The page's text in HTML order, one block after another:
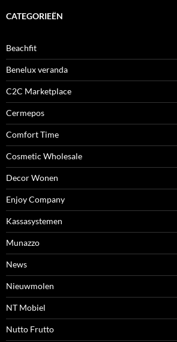
CATEGORIEËN
Beachfit
Benelux veranda
C2C Marketplace
Cermepos
Comfort Time
Cosmetic Wholesale
Decor Wonen
Enjoy Company
Kassasystemen
Munazzo
News
Nieuwmolen
NT Mobiel
Nutto Frutto